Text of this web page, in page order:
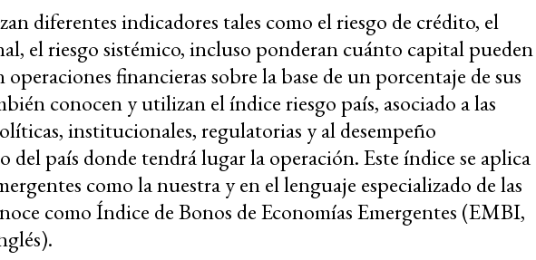
diferentes indicadores tales como el riesgo de crédito, el
el riesgo sistémico, incluso ponderan cuánto capital pueden
financieras sobre la base de un porcentaje de sus
conocen y utilizan el índice riesgo país, asociado a las
institucionales, regulatorias y al desempeño
del país donde tendrá lugar la operación. Este índice se aplica
como la nuestra y en el lenguaje especializado de las
como Índice de Bonos de Economías Emergentes (EMBI,